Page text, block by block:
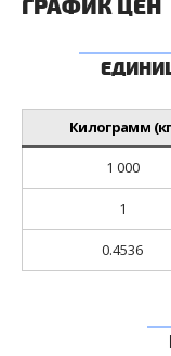
ГРАФИК ЦЕН
Килограмм
1 000
1
0.4536